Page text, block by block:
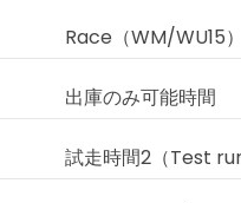
Race（WM/WU15）
出庫のみ可能時間
試走時間2（Test